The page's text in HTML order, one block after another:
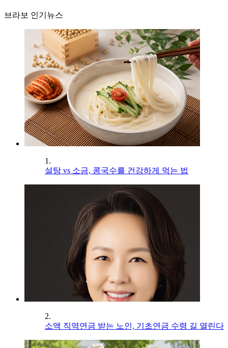
브라보 인기뉴스
1.
설탕 vs 소금, 콩국수를 건강하게 먹는 법
2.
소액 직역연금 받는 노인, 기초연금 수령 길 열린다